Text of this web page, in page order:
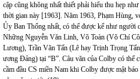
cập cũng không nhất thiết phải hiểu thu hẹp
thời gian này [1963]. Năm 1963, Phạm Hùng,
Ủy Ban Thống nhất, có thể được kể như người
Những Nguyễn Văn Linh, Võ Toàn (Võ Chí
Lương), Trần Văn Tấn (Lê hay Trịnh Trọng
ương Đảng) tại “B”. Câu văn của Colby có thể
cầm đầu CS miền Nam khi Colby được mật